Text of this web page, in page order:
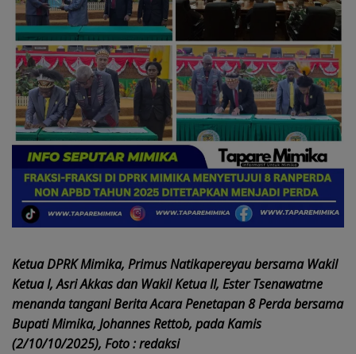
Ketua DPRK Mimika, Primus Natikapereyau bersama Wakil
Ketua I, Asri Akkas dan Wakil Ketua II, Ester Tsenawatme
menanda tangani Berita Acara Penetapan 8 Perda bersama
Bupati Mimika, Johannes Rettob, pada Kamis
(2/10/10/2025), Foto : redaksi